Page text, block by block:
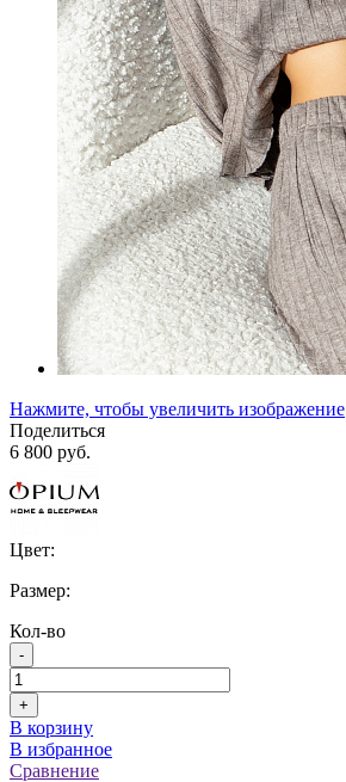
Нажмите, чтобы увеличить изображение
Поделиться
6 800 руб.
Цвет:
Размер:
Кол-во
-
+
В корзину
В избранное
Сравнение